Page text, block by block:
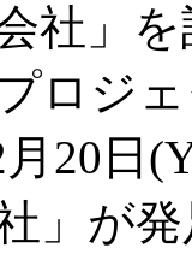
社」
ロジ
20日
」が